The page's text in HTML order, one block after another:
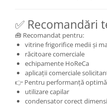
✅ Recomandări
🧰 Recomandat pentru:
vitrine frigorifice medii și
răcitoare comerciale
echipamente HoReCa
aplicații comerciale
👉 Pentru performanță
utilizare capilar
condensator corect